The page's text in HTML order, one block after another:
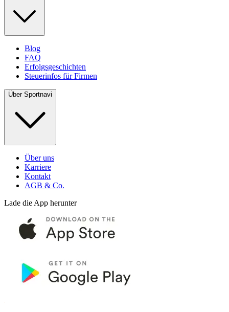
Blog
FAQ
Erfolgsgeschichten
Steuerinfos für Firmen
Über Sportnavi
Über uns
Karriere
Kontakt
AGB & Co.
Lade die App herunter